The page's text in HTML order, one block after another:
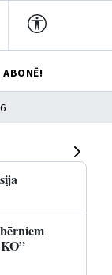
ABONĒ!